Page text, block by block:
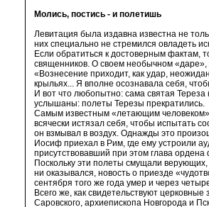
Молись, постись - и полетишь
Левитация была издавна известна не
них специально не стремился овладеть
Если обратиться к достоверным фактам,
священников. О своем необычном «даре»,
«Вознесение приходит, как удар,
крыльях... Я вполне осознавала себя,
И вот что любопытно: сама святая
услышаны: полеты Терезы прекратились.
Самым известным «летающим
всячески истязал себя, чтобы испытать
он взмывал в воздух. Однажды это
Иосиф приехал в Рим, где ему устроили
присутствовавший при этом глава
Поскольку эти полеты смущали
ни оказывался, новость о приезде
сентября того же года умер и через
Всего же, как свидетельствуют
Саровского, архиепископа Новгорода и